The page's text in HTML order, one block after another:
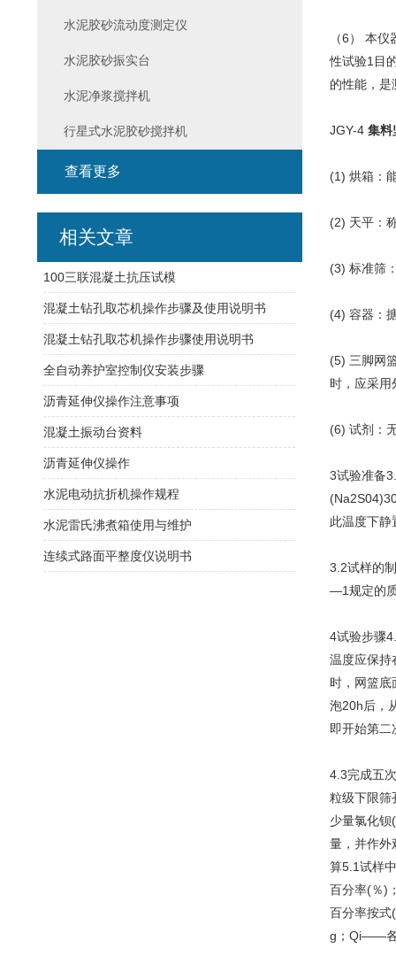
（6） 本
性试验1目
的性能，是
JGY-4 集料
(1) 烘箱：
(2) 天平：
(3) 标准筛
(4) 容器：
(5) 三脚网
时，应采用
(6) 试剂：
3试验准备
此温度下
3.2试样的
—1规定的
4试验步骤
温度应保
时，网篮
泡20h后，
即开始第
4.3完成五
粒级下限筛
少量氯化钡
量，并作外
算5.1试样
百分率(％)
百分率按
g；Qi——各
水泥胶砂流动度测定仪
水泥胶砂振实台
水泥净浆搅拌机
行星式水泥胶砂搅拌机
查看更多
相关文章
100三联混凝土抗压试模
混凝土钻孔取芯机操作步骤及使用说明书
混凝土钻孔取芯机操作步骤使用说明书
全自动养护室控制仪安装步骤
沥青延伸仪操作注意事项
混凝土振动台资料
沥青延伸仪操作
水泥电动抗折机操作规程
水泥雷氏沸煮箱使用与维护
连续式路面平整度仪说明书